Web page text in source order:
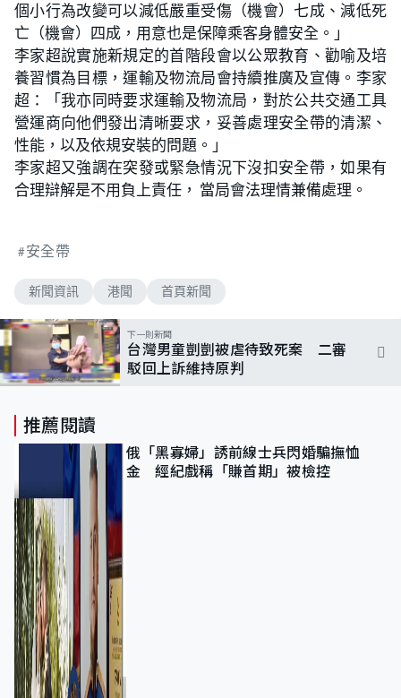
個小行為改變可以減低嚴重受傷（機會）七成、減低死
亡（機會）四成，用意也是保障乘客身體安全。」
李家超說實施新規定的首階段會以公眾教育、勸喻及培
養習慣為目標，運輸及物流局會持續推廣及宣傳。李家
超：「我亦同時要求運輸及物流局，對於公共交通工具
營運商向他們發出清晰要求，妥善處理安全帶的清潔、
性能，以及依規安裝的問題。」
李家超又強調在突發或緊急情況下沒扣安全帶，如果有
合理辯解是不用負上責任， 當局會法理情兼備處理。
安全帶
新聞資訊 港聞 首頁新聞
下一則新聞
台灣男童剴剴被虐待致死案 二審
駁回上訴維持原判
推薦閱讀
俄「黑寡婦」誘前線士兵閃婚騙撫恤
金 經紀戲稱「賺首期」被檢控